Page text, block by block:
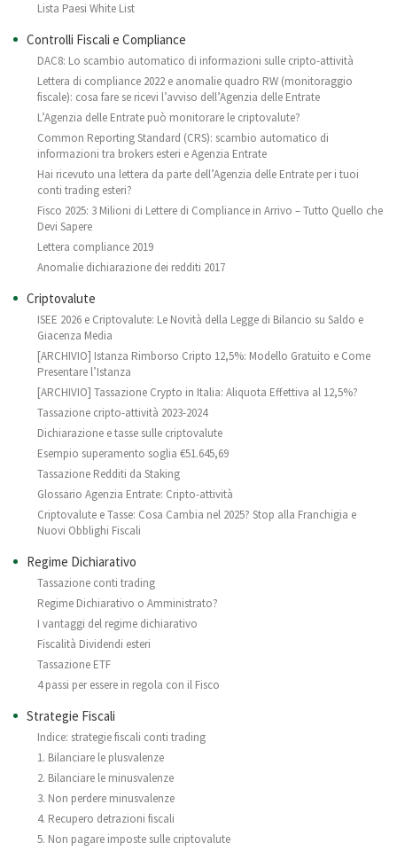
Lista Paesi White List
Controlli Fiscali e Compliance
DAC8: Lo scambio automatico di informazioni sulle cripto-attività
Lettera di compliance 2022 e anomalie quadro RW (monitoraggio
fiscale): cosa fare se ricevi l’avviso dell’Agenzia delle Entrate
L’Agenzia delle Entrate può monitorare le criptovalute?
Common Reporting Standard (CRS): scambio automatico di
informazioni tra brokers esteri e Agenzia Entrate
Hai ricevuto una lettera da parte dell’Agenzia delle Entrate per i tuoi
conti trading esteri?
Fisco 2025: 3 Milioni di Lettere di Compliance in Arrivo – Tutto Quello che
Devi Sapere
Lettera compliance 2019
Anomalie dichiarazione dei redditi 2017
Criptovalute
ISEE 2026 e Criptovalute: Le Novità della Legge di Bilancio su Saldo e
Giacenza Media
[ARCHIVIO] Istanza Rimborso Cripto 12,5%: Modello Gratuito e Come
Presentare l’Istanza
[ARCHIVIO] Tassazione Crypto in Italia: Aliquota Effettiva al 12,5%?
Tassazione cripto-attività 2023-2024
Dichiarazione e tasse sulle criptovalute
Esempio superamento soglia €51.645,69
Tassazione Redditi da Staking
Glossario Agenzia Entrate: Cripto-attività
Criptovalute e Tasse: Cosa Cambia nel 2025? Stop alla Franchigia e
Nuovi Obblighi Fiscali
Regime Dichiarativo
Tassazione conti trading
Regime Dichiarativo o Amministrato?
I vantaggi del regime dichiarativo
Fiscalità Dividendi esteri
Tassazione ETF
4 passi per essere in regola con il Fisco
Strategie Fiscali
Indice: strategie fiscali conti trading
1. Bilanciare le plusvalenze
2. Bilanciare le minusvalenze
3. Non perdere minusvalenze
4. Recupero detrazioni fiscali
5. Non pagare imposte sulle criptovalute